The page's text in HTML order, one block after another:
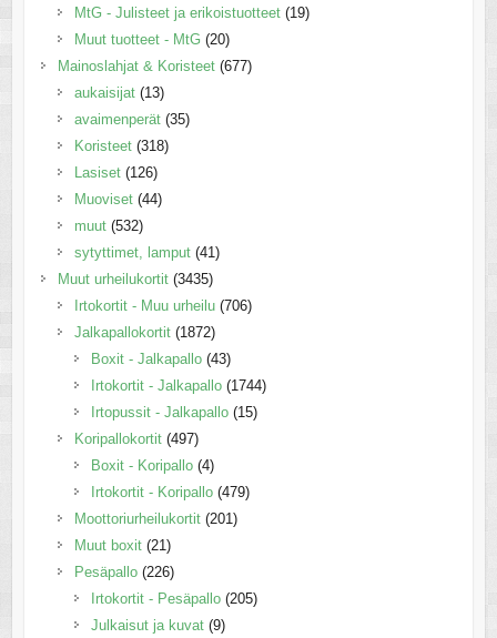
MtG - Julisteet ja erikoistuotteet (19)
Muut tuotteet - MtG (20)
Mainoslahjat & Koristeet (677)
aukaisijat (13)
avaimenperät (35)
Koristeet (318)
Lasiset (126)
Muoviset (44)
muut (532)
sytyttimet, lamput (41)
Muut urheilukortit (3435)
Irtokortit - Muu urheilu (706)
Jalkapallokortit (1872)
Boxit - Jalkapallo (43)
Irtokortit - Jalkapallo (1744)
Irtopussit - Jalkapallo (15)
Koripallokortit (497)
Boxit - Koripallo (4)
Irtokortit - Koripallo (479)
Moottoriurheilukortit (201)
Muut boxit (21)
Pesäpallo (226)
Irtokortit - Pesäpallo (205)
Julkaisut ja kuvat (9)